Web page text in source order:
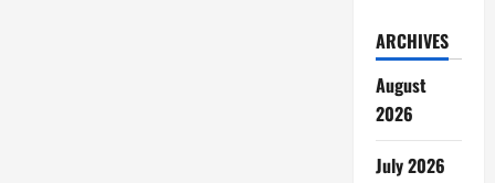
ARCHIVES
August
2026
July 2026